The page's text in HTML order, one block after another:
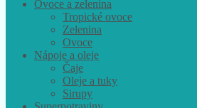
Ovoce a zelenina
Tropické ovoce
Zelenina
Ovoce
Nápoje a oleje
Čaje
Oleje a tuky
Sirupy